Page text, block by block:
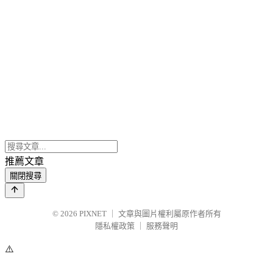
推薦文章
關閉搜尋
© 2026 PIXNET
文章與圖片權利屬原作者所有
隱私權政策
服務聲明
⚠️